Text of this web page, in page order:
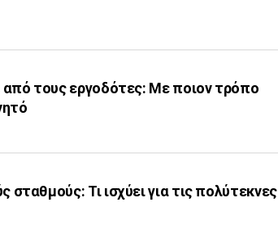
τους εργοδότες: Με ποιον τρόπο
Τι ισχύει για τις πολύτεκνες